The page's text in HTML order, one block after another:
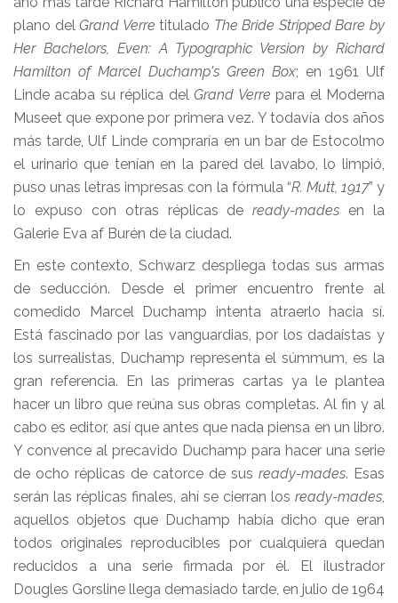
plano delGrand Verre titulado The Bride Stripped Bare by
Her Bachelors, Even: A Typographic Version by Richard
Hamilton of Marcel Duchamp's Green Box; en 1961 Ulf
Linde acaba su réplica delGrand Verre para el Moderna
Museet que expone por primera vez. Y todavía dos años
más tarde, Ulf Linde compraría en un bar de Estocolmo
el urinario que tenían en la pared del lavabo, lo limpió,
puso unas letras impresas con la fórmula “R. Mutt, 1917” y
lo expuso con otras réplicas deready-mades en la
Galerie Eva af Burén de la ciudad.
En este contexto, Schwarz despliega todas sus armas
de seducción. Desde el primer encuentro frente al
comedido Marcel Duchamp intenta atraerlo hacia sí.
Está fascinado por las vanguardias, por los dadaístas y
los surrealistas, Duchamp representa el súmmum, es la
gran referencia. En las primeras cartas ya le plantea
hacer un libro que reúna sus obras completas. Al fin y al
cabo es editor, así que antes que nada piensa en un libro.
Y convence al precavido Duchamp para hacer una serie
de ocho réplicas de catorce de sus ready-mades. Esas
serán las réplicas finales, ahí se cierran los ready-mades,
aquellos objetos que Duchamp había dicho que eran
todos originales reproducibles por cualquiera quedan
reducidos a una serie firmada por él. El ilustrador
Dougles Gorsline llega demasiado tarde, en julio de 1964